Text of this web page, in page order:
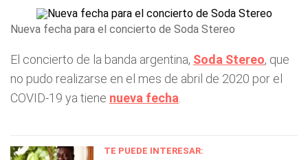
Nueva fecha para el concierto de Soda Stereo
El concierto de la banda argentina, Soda Stereo, que
no pudo realizarse en el mes de abril de 2020 por el
COVID-19 ya tiene nueva fecha
TE PUEDE INTERESAR: